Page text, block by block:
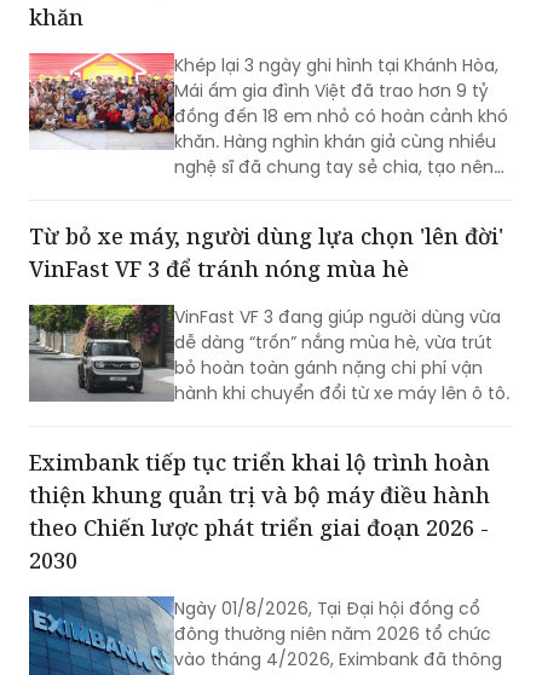
khăn
Khép lại 3 ngày ghi hình tại Khánh Hòa,
Mái ấm gia đình Việt đã trao hơn 9 tỷ
đồng đến 18 em nhỏ có hoàn cảnh khó
khăn. Hàng nghìn khán giả cùng nhiều
nghệ sĩ đã chung tay sẻ chia, tạo nên
Từ bỏ xe máy, người dùng lựa chọn 'lên đời'
VinFast VF 3 để tránh nóng mùa hè
VinFast VF 3 đang giúp người dùng vừa
dễ dàng “trốn” nắng mùa hè, vừa trút
bỏ hoàn toàn gánh nặng chi phí vận
hành khi chuyển đổi từ xe máy lên ô tô.
Eximbank tiếp tục triển khai lộ trình hoàn
thiện khung quản trị và bộ máy điều hành
theo Chiến lược phát triển giai đoạn 2026 -
2030
Ngày 01/8/2026, Tại Đại hội đồng cổ
đông thường niên năm 2026 tổ chức
vào tháng 4/2026, Eximbank đã thông